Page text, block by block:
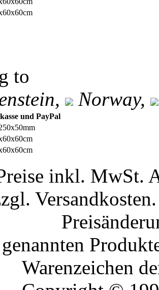
to
Norway,
und PayPal
inkl. MwSt.
Warenzeichen